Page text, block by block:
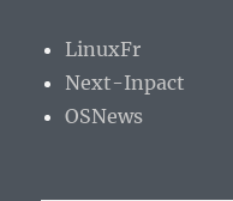
LinuxFr
Next-Inpact
OSNews